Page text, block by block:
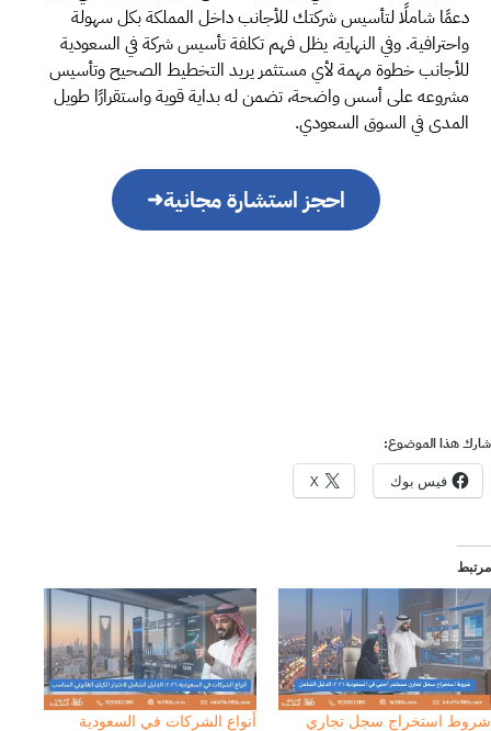
دعمًا شاملًا لتأسيس شركتك للأجانب داخل المملكة بكل سهولة
واحترافية. وفي النهاية، يظل فهم تكلفة تأسيس شركة في السعودية
للأجانب خطوة مهمة لأي مستثمر يريد التخطيط الصحيح وتأسيس
مشروعه على أسس واضحة، تضمن له بداية قوية واستقرارًا طويل
المدى في السوق السعودي.
احجز استشارة مجانية➜
شارك هذا الموضوع:
فيس بوك
X
مرتبط
شروط استخراج سجل تجاري
أنواع الشركات في السعودية